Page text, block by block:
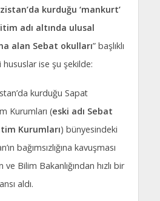
kurduğu ‘mankurt’
adı altında ulusal
alan Sebat okulları” başlıklı
ise şu şekilde:
kurduğu Sapat
Kurumları (eski adı Sebat
Kurumları) bünyesindeki
bağımsızlığına kavuşması
ve Bilim Bakanlığından hızlı bir
aldı.